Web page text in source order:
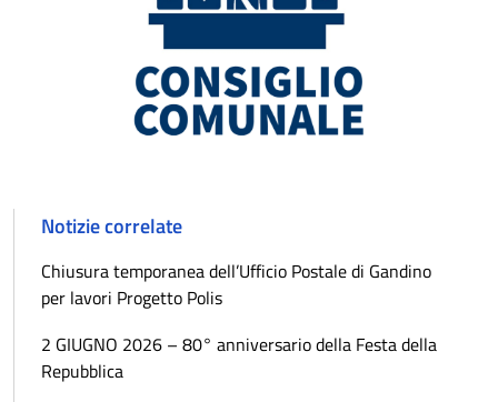
Notizie correlate
Chiusura temporanea dell’Ufficio Postale di Gandino
per lavori Progetto Polis
2 GIUGNO 2026 – 80° anniversario della Festa della
Repubblica